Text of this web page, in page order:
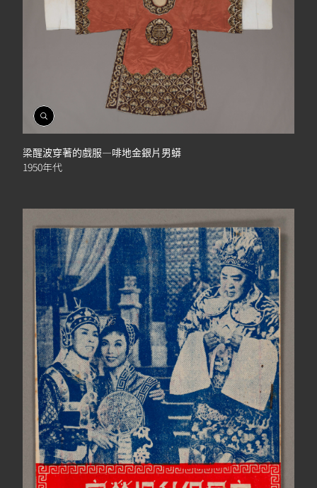
開
啟
相
簿
梁醒波穿著的戲服—啡地金銀片男蟒
1950年代